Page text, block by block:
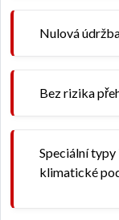
Nulová
Bez rizika
Speciální
klimatické